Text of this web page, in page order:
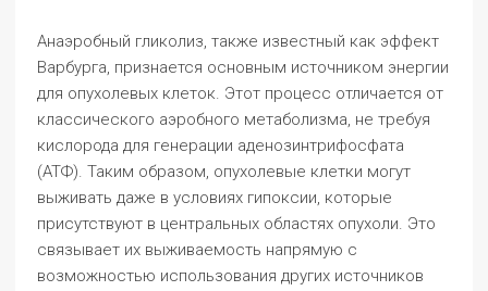
Анаэробный гликолиз, также известный как эффект
Варбурга, признается основным источником энергии
для опухолевых клеток. Этот процесс отличается от
классического аэробного метаболизма, не требуя
кислорода для генерации аденозинтрифосфата
(АТФ). Таким образом, опухолевые клетки могут
выживать даже в условиях гипоксии, которые
присутствуют в центральных областях опухоли. Это
связывает их выживаемость напрямую с
возможностью использования других источников